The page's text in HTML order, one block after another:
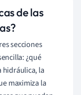
de las
secciones
¿qué
hidráulica, la
maximiza la